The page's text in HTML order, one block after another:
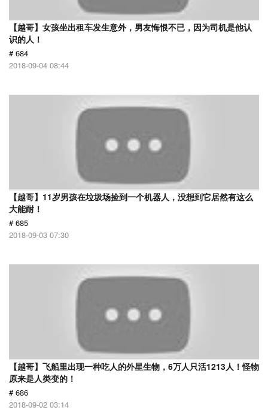
【越哥】女孩坐出租车发生意外，男友悔恨不已，因为司机是他认
识的人！
# 684
2018-09-04 08:44
【越哥】11岁男孩在垃圾场捡到一个机器人，没想到它居然有这么
大能耐！
# 685
2018-09-03 07:30
【越哥】飞船里出现一种吃人的外星生物，6万人只活1213人！怪物
原来是人类变的！
# 686
2018-09-02 03:14